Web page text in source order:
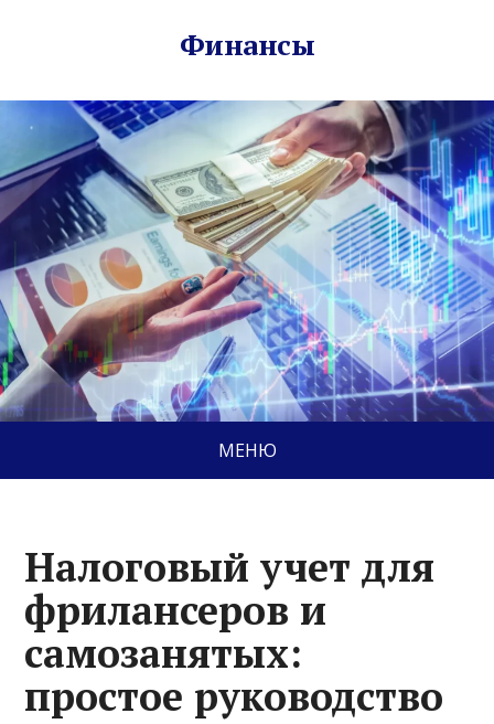
Финансы
МЕНЮ
Налоговый учет для
фрилансеров и
самозанятых:
простое руководство